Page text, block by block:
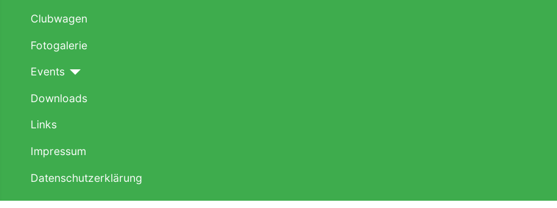
Clubwagen
Fotogalerie
Events
Downloads
Links
Impressum
Datenschutzerklärung